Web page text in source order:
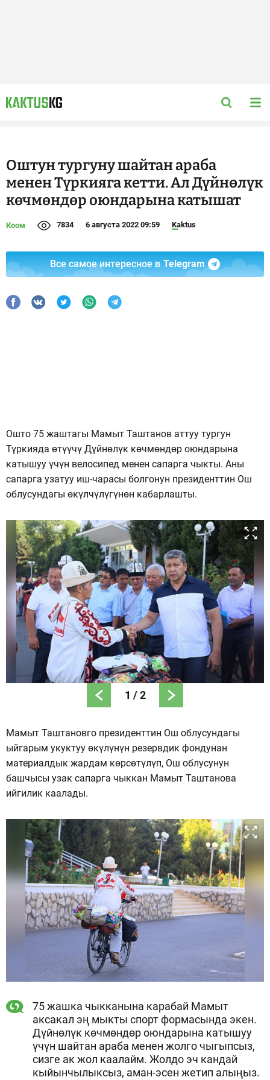
Оштун тургуну шайтан араба
менен Түркияга кетти. Ал Дүйнөлүк
көчмөндөр оюндарына катышат
Коом 7834 6 августа 2022 09:59 Kaktus
Все самое интересное в Telegram
Ошто 75 жаштагы Мамыт Таштанов аттуу тургун
Түркияда өтүүчү Дүйнөлүк көчмөндөр оюндарына
катышуу үчүн велосипед менен сапарга чыкты. Аны
сапарга узатуу иш-чарасы болгонун президенттин Ош
облусундагы өкүлчүлүгүнөн кабарлашты.
1 /2
Мамыт Таштановго президенттин Ош облусундагы
ыйгарым укуктуу өкүлүнүн резервдик фондунан
материалдык жардам көрсөтүлүп, Ош облусунун
башчысы узак сапарга чыккан Мамыт Таштанова
ийгилик каалады.
75 жашка чыкканына карабай Мамыт
аксакал эң мыкты спорт формасында экен.
Дүйнөлүк көчмөндөр оюндарына катышуу
үчүн шайтан араба менен жолго чыгыпсыз,
сизге ак жол каалайм. Жолдо эч кандай
кыйынчылыксыз, аман-эсен жетип алыңыз.